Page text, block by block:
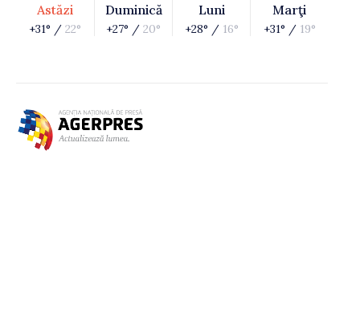
Astăzi
+31° / 22°
Duminică
+27° / 20°
Luni
+28° / 16°
Marţi
+31° / 19°